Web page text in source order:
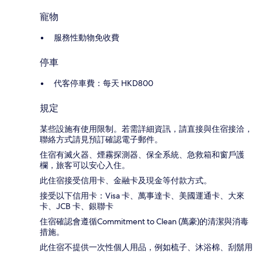
寵物
服務性動物免收費
停車
代客停車費：每天 HKD800
規定
某些設施有使用限制。若需詳細資訊，請直接與住宿接洽，
聯絡方式請見預訂確認電子郵件。
住宿有滅火器、煙霧探測器、保全系統、急救箱和窗戶護
欄，旅客可以安心入住。
此住宿接受信用卡、金融卡及現金等付款方式。
接受以下信用卡：Visa 卡、萬事達卡、美國運通卡、大來
卡、JCB 卡、銀聯卡
住宿確認會遵循Commitment to Clean (萬豪)的清潔與消毒
措施。
此住宿不提供一次性個人用品，例如梳子、沐浴棉、刮鬍用